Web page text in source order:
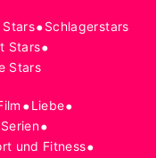
•Schlagerstars
Stars•
Stars
•Liebe•
Serien•
und Fitness•